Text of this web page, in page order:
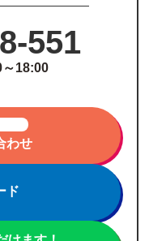
551
18:00
わせ
ド